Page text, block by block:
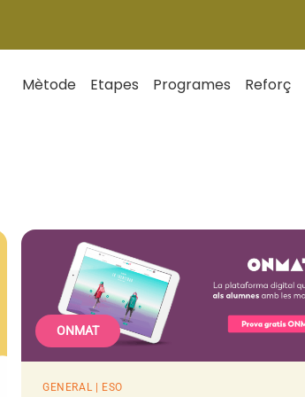
Mètode Etapes Programes Reforç
ONMAT
GENERAL | ESO